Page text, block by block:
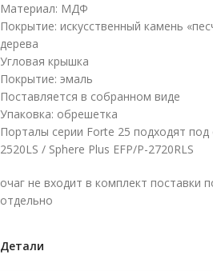
Материал: МДФ
Покрытие: искусственный камень
дерева
Угловая крышка
Покрытие: эмаль
Поставляется в собранном виде
Упаковка: обрешетка
Порталы серии Forte 25 подходят под
2520LS / Sphere Plus EFP/P-2720RLS
очаг не входит в комплект поставки
отдельно
Детали